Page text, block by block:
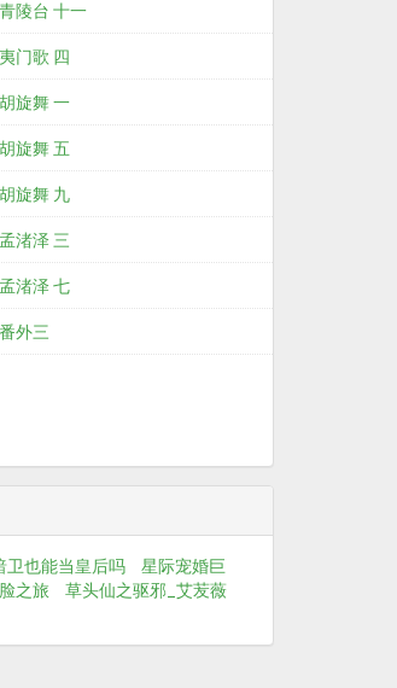
陵台 十一
门歌 四
旋舞 一
旋舞 五
旋舞 九
渚泽 三
渚泽 七
外三
卫也能当皇后吗
星际宠婚巨
之旅
草头仙之驱邪_艾苃薇